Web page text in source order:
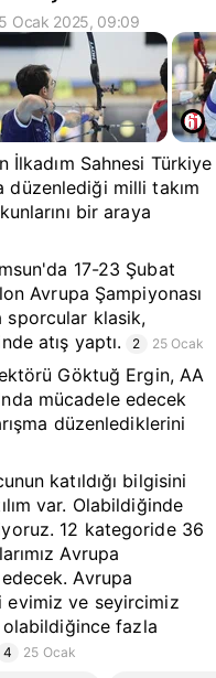
Ocak 2025, 09:09
İlkadım Sahnesi Türkiye
düzenlediği milli takım
bir araya
17-23 Şubat
Avrupa Şampiyonası
sporcular klasik,
atış yaptı.
2 25 Ocak
Göktuğ Ergin, AA
mücadele edecek
düzenlediklerini
katıldığı bilgisini
var. Olabildiğinde
12 kategoride 36
Avrupa
Avrupa
evimiz ve seyircimiz
olabildiğince fazla
4 25 Ocak